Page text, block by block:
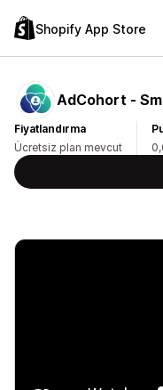
Shopify App Store
AdCohort ‑
Fiyatlandırma
Ücretsiz plan mevcut